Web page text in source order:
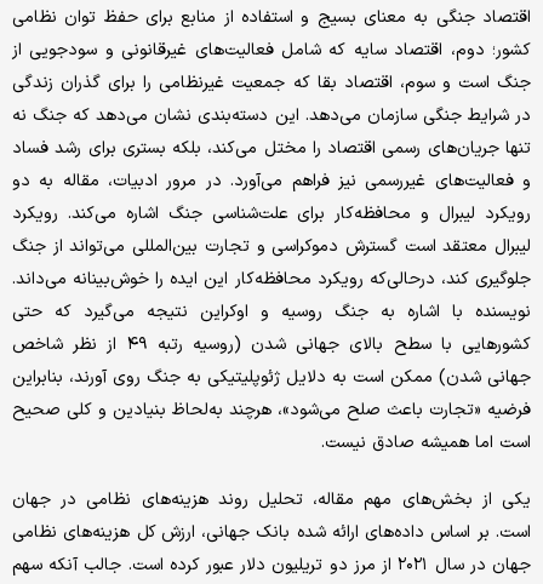
اقتصاد جنگی به معنای بسیج و استفاده از منابع برای حفظ توان نظامی
کشور؛ دوم، اقتصاد سایه که شامل فعالیت‌های غیرقانونی و سودجویی از
جنگ است و سوم، اقتصاد بقا که جمعیت غیرنظامی را برای گذران زندگی
در شرایط جنگی سازمان می‌دهد. این دسته‌بندی نشان می‌دهد که جنگ نه
تنها جریان‌های رسمی اقتصاد را مختل می‌کند، بلکه بستری برای رشد فساد
و فعالیت‌های غیررسمی نیز فراهم می‌آورد. در مرور ادبیات، مقاله به دو
رویکرد لیبرال و محافظه‌کار برای علت‌شناسی جنگ اشاره می‌کند. رویکرد
لیبرال معتقد است گسترش دموکراسی و تجارت بین‌المللی می‌تواند از جنگ
جلوگیری کند، درحالی‌که رویکرد محافظه‌کار این ایده را خوش‌بینانه می‌داند.
نویسنده با اشاره به جنگ روسیه و اوکراین نتیجه می‌گیرد که حتی
کشورهایی با سطح بالای جهانی شدن (روسیه رتبه ۴۹ از نظر شاخص
جهانی شدن) ممکن است به دلایل ژئوپلیتیکی به جنگ روی آورند، بنابراین
فرضیه «تجارت باعث صلح می‌شود»، هرچند به‌لحاظ بنیادین و کلی صحیح
است اما همیشه صادق نیست.
یکی از بخش‌های مهم مقاله، تحلیل روند هزینه‌های نظامی در جهان
است. بر اساس داده‌های ارائه شده بانک جهانی، ارزش کل هزینه‌های نظامی
جهان در سال ۲۰۲۱ از مرز دو تریلیون دلار عبور کرده است. جالب آنکه سهم